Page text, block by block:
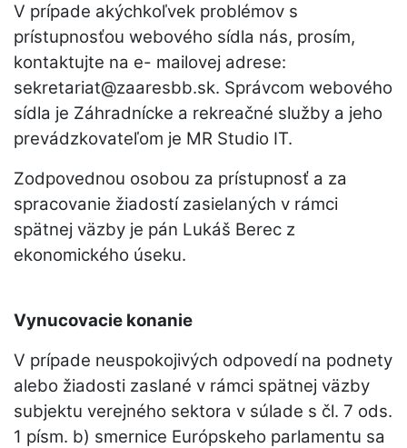
V prípade akýchkoľvek problémov s
prístupnosťou webového sídla nás, prosím,
kontaktujte na e- mailovej adrese:
sekretariat@zaaresbb.sk. Správcom webového
sídla je Záhradnícke a rekreačné služby a jeho
prevádzkovateľom je MR Studio IT.
Zodpovednou osobou za prístupnosť a za
spracovanie žiadostí zasielaných v rámci
spätnej väzby je pán Lukáš Berec z
ekonomického úseku.
Vynucovacie konanie
V prípade neuspokojivých odpovedí na podnety
alebo žiadosti zaslané v rámci spätnej väzby
subjektu verejného sektora v súlade s čl. 7 ods.
1 písm. b) smernice Európskeho parlamentu sa